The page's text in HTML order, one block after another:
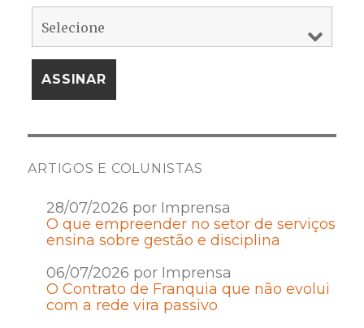
ARTIGOS E COLUNISTAS
28/07/2026 por Imprensa
O que empreender no setor de serviços
ensina sobre gestão e disciplina
06/07/2026 por Imprensa
O Contrato de Franquia que não evolui
com a rede vira passivo